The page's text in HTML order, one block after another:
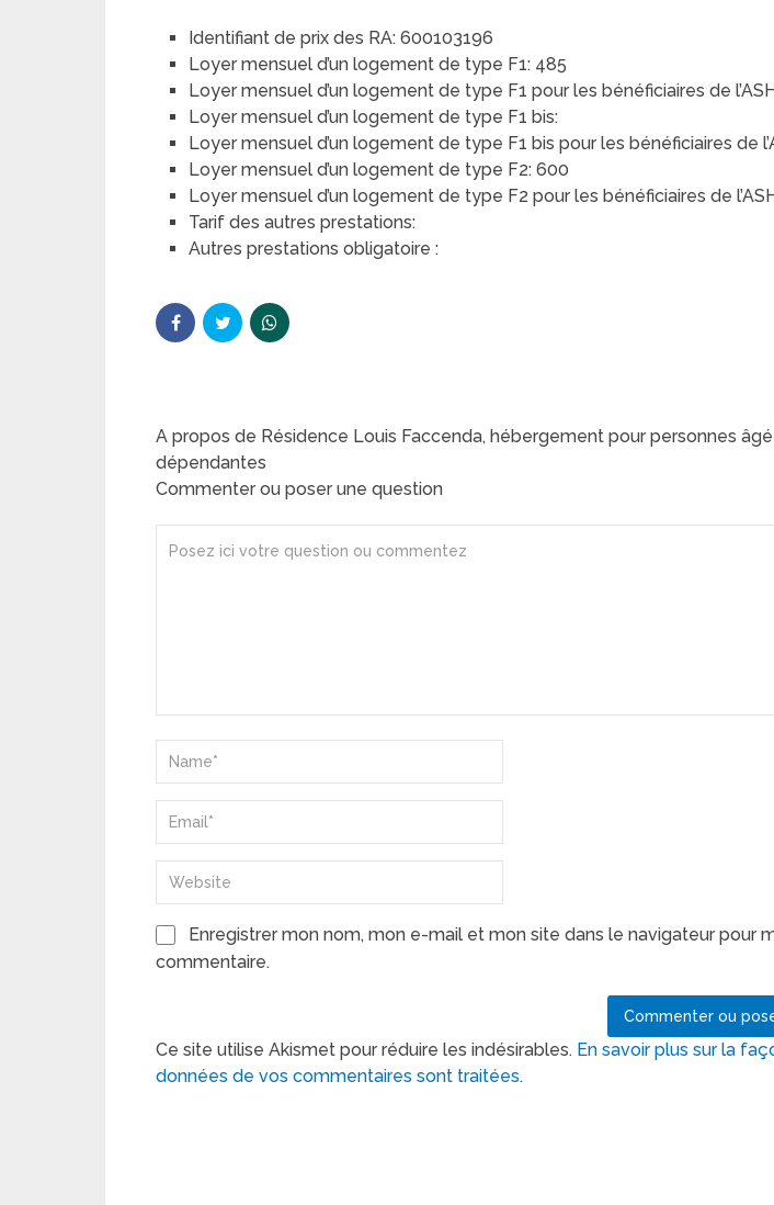
Identifiant de prix des RA: 600103196
Loyer mensuel d’un logement de type F1: 485
Loyer mensuel d’un logement de type F1 pour les bénéficiaires de
Loyer mensuel d’un logement de type F1 bis:
Loyer mensuel d’un logement de type F1 bis pour les bénéficiaires de
Loyer mensuel d’un logement de type F2: 600
Loyer mensuel d’un logement de type F2 pour les bénéficiaires de
Tarif des autres prestations:
Autres prestations obligatoire :
A propos de Résidence Louis Faccenda, hébergement pour personnes
dépendantes
Commenter ou poser une question
Enregistrer mon nom, mon e-mail et mon site dans le navigateur pour
commentaire.
Ce site utilise Akismet pour réduire les indésirables. En savoir plus sur la
données de vos commentaires sont traitées.